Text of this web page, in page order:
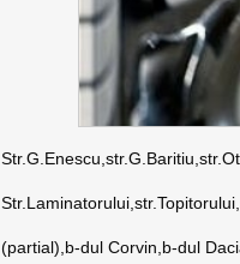
(partial),b-dul Corvin,b-dul